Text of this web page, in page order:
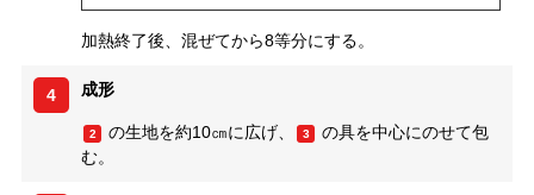
加熱終了後、混ぜてから8等分にする。
4 成形
2 の生地を約10㎝に広げ、 3
の具を中心にのせて包
む。